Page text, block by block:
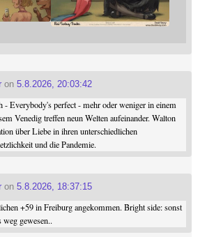
on 5.8.2026, 20:03:42
- Everybody's perfect - mehr oder weniger in einem
Venedig treffen neun Welten aufeinander. Walton
über Liebe in ihren unterschiedlichen
und die Pandemie.
on 5.8.2026, 18:37:15
+59 in Freiburg angekommen. Bright side: sonst
gewesen..